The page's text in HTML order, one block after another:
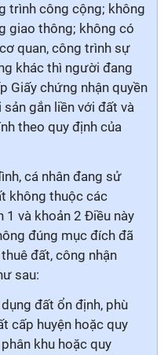
trình công cộng; không
giao thông; không có
quan, công trình sự
khác thì người đang
Giấy chứng nhận quyền
gắn liền với đất và
theo quy định của
cá nhân đang sử
không thuộc các
và khoản 2 Điều này
đúng mục đích đã
đất, công nhận
sau:
đất ổn định, phù
cấp huyện hoặc quy
khu hoặc quy